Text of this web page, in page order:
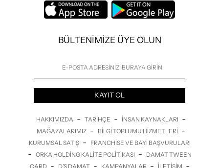
BÜLTENİMİZE ÜYE OLUN
KAYIT OL
HAKKIMIZDA - TARIHÇE - İNSAN KAYNAKLARI -
MAĞAZALARIMIZ - BILGI TOPLUMU HIZMETLERI -
KURUMSAL SATIŞ - FRANCHISE VE BAYI BAŞVURULARI
- ORKA HOLDING KALITE POLITIKASI -
DAMAT TWEEN
CARD - D’S DAMAT - KAMPANYALAR - İLETİŞİM -